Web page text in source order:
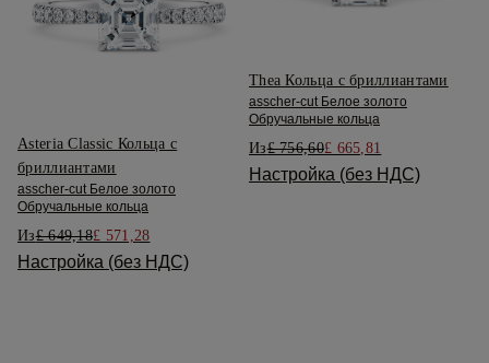
Asteria Classic Кольца с
бриллиантами
asscher-cut Белое золото
Обручальные кольца
Из£ 649,18£ 571,28
Настройка (без НДС)
Thea Кольца с бриллиантами
asscher-cut Белое золото
Обручальные кольца
Из£ 756,60£ 665,81
Настройка (без НДС)